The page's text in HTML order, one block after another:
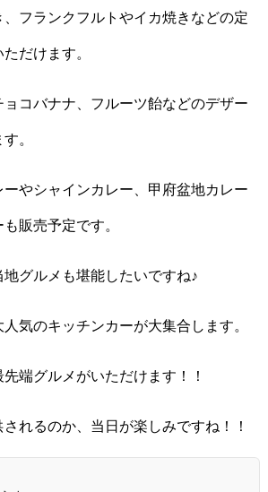
フランクフルトやイカ焼きなどの定
だけます。
ョコバナナ、フルーツ飴などのデザー
。
ーやシャインカレー、甲府盆地カレー
販売予定です。
地グルメも堪能したいですね♪
気のキッチンカーが大集合します。
端グルメがいただけます！！
れるのか、当日が楽しみですね！！